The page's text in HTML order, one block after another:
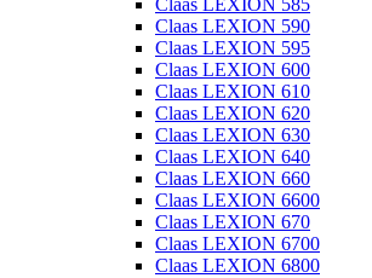
Claas LEXION 585
Claas LEXION 590
Claas LEXION 595
Claas LEXION 600
Claas LEXION 610
Claas LEXION 620
Claas LEXION 630
Claas LEXION 640
Claas LEXION 660
Claas LEXION 6600
Claas LEXION 670
Claas LEXION 6700
Claas LEXION 6800